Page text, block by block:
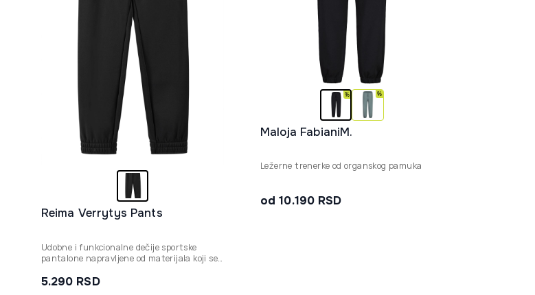
Reima Verrytys Pants
5.290 RSD
Udobne i funkcionalne dečije sportske
pantalone napravljene od materijala koji se
svakodnevnu igru.
Maloja FabianiM.
od 10.190 RSD
Ležerne trenerke od organskog pamuka